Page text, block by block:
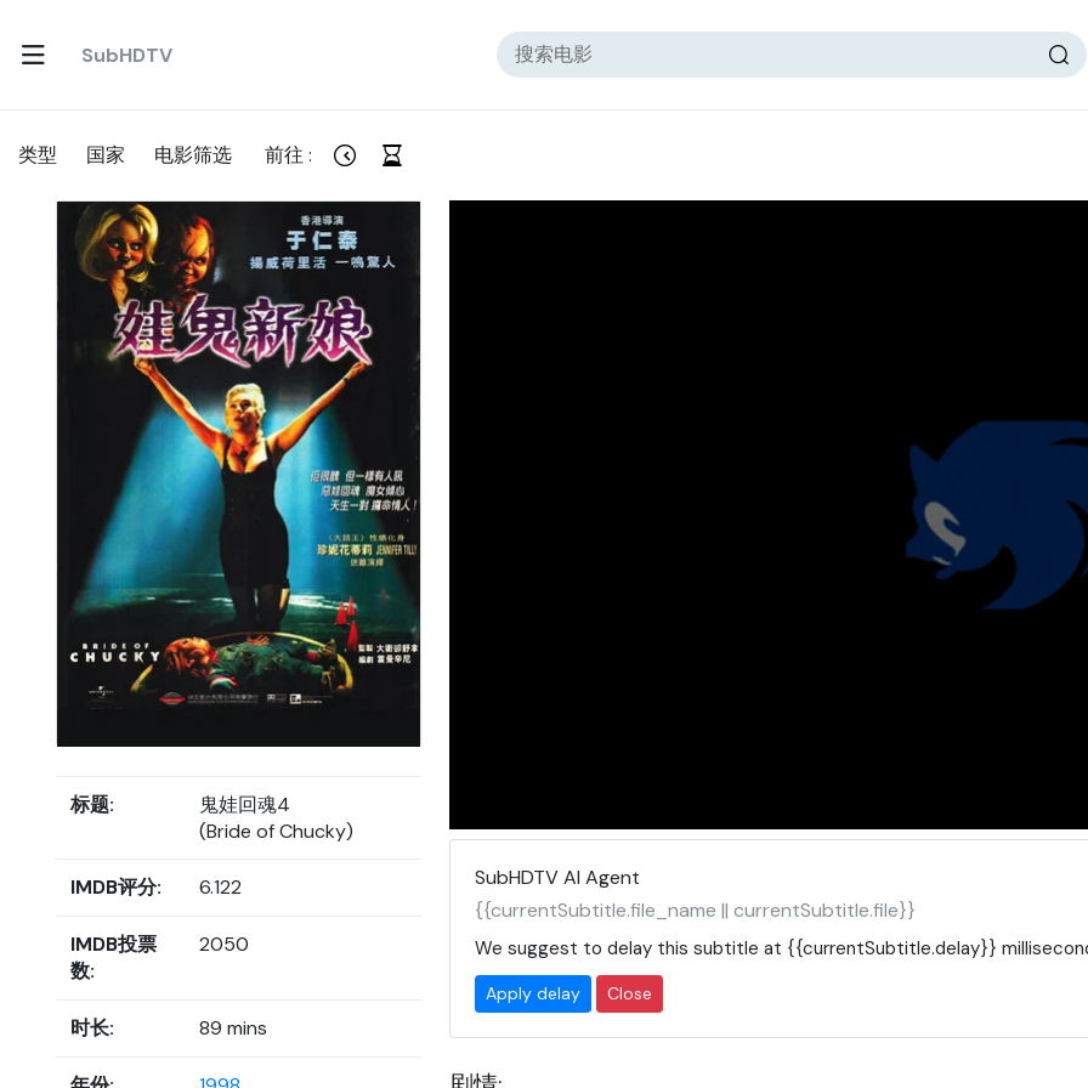
SubHDTV
类型 国家 电影筛选 前往 :
标题:
鬼娃回魂4
(Bride of Chucky)
IMDB评分: 6.122
IMDB投票
数:
2050
时长: 89 mins
SubHDTV AI Agent
{{currentSubtitle.file_name || currentSubtitle.file}}
We suggest to delay this subtitle at {{currentSubtitle.delay}}
Apply delay Close